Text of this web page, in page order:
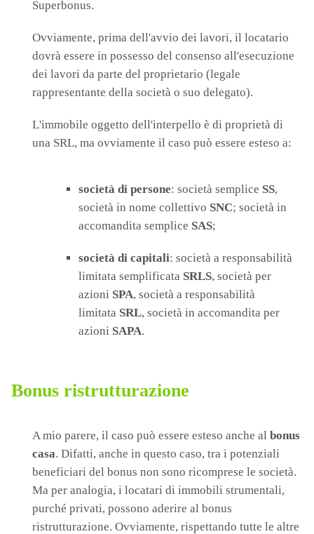
Superbonus.
Ovviamente, prima dell'avvio dei lavori, il locatario
dovrà essere in possesso del consenso all'esecuzione
dei lavori da parte del proprietario (legale
rappresentante della società o suo delegato).
L'immobile oggetto dell'interpello è di proprietà di
una SRL, ma ovviamente il caso può essere esteso a:
società di persone: società semplice SS,
società in nome collettivo SNC; società in
accomandita semplice SAS;
società di capitali: società a responsabilità
limitata semplificata SRLS, società per
azioni SPA, società a responsabilità
limitata SRL, società in accomandita per
azioni SAPA.
Bonus ristrutturazione
A mio parere, il caso può essere esteso anche al bonus
casa. Difatti, anche in questo caso, tra i potenziali
beneficiari del bonus non sono ricomprese le società.
Ma per analogia, i locatari di immobili strumentali,
purché privati, possono aderire al bonus
ristrutturazione. Ovviamente, rispettando tutte le altre